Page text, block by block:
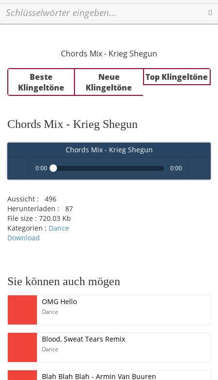
Chords Mix - Krieg Shegun
Beste
Klingeltöne
Neue
Klingeltöne
Top Klingeltöne
Chords Mix - Krieg Shegun
Chords Mix - Krieg Shegun
Play /
0:00 0:00
Aussicht :
496
Herunterladen :
87
File size : 720.03 Kb
Kategorien : Dance
Download
Sie können auch mögen
OMG Hello
Dance
Blood, Sweat Tears Remix
Dance
Blah Blah Blah - Armin Van Buuren